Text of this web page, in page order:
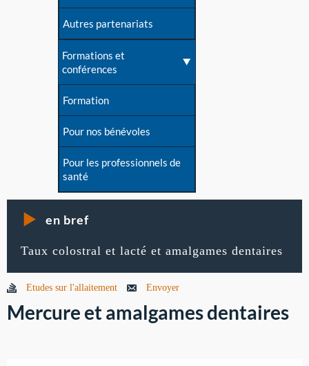
Autres partenariats
Formations et
conférences
Formation
Pour nos bénévoles
Pour les professionnels de
santé
en bref
Taux colostral et lacté et amalgames dentaires
Etudes sur l'allaitement Envoyer
Mercure et amalgames dentaires